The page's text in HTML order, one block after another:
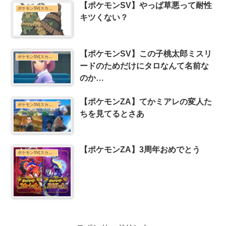
ポケモンSV(スカーレット・バイオレット)まとめ
【ポケモンSV】やっぱ草悪って耐性
キツくない？
【ポケモンSV】この子桃太郎ミスリ
ードのためだけにタロなんて名前な
のか…
ポケモンSV(スカーレット・バイオレット)まとめ
【ポケモンZA】てかミアレの変人た
ちを見てるとさあ
ポケモンSV(スカーレット・バイオレット)まとめ 【ポケモンZA】3周年おめでとう